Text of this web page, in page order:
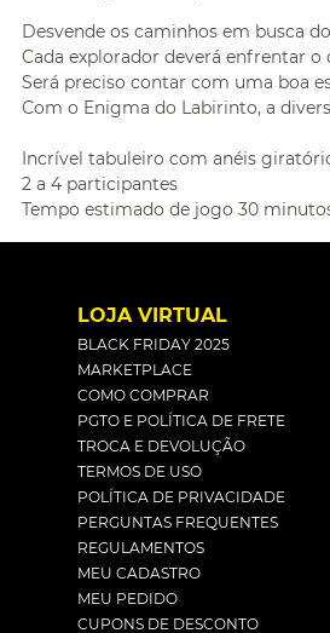
Desvende os caminhos em busca
Cada explorador deverá enfrentar
Será preciso contar com uma boa
Com o Enigma do Labirinto, a
Incrível tabuleiro com anéis
2 a 4 participantes
Tempo estimado de jogo 30
LOJA VIRTUAL
BLACK FRIDAY 2025
MARKETPLACE
COMO COMPRAR
PGTO E POLÍTICA DE FRETE
TROCA E DEVOLUÇÃO
TERMOS DE USO
POLÍTICA DE PRIVACIDADE
PERGUNTAS FREQUENTES
REGULAMENTOS
MEU CADASTRO
MEU PEDIDO
CUPONS DE DESCONTO